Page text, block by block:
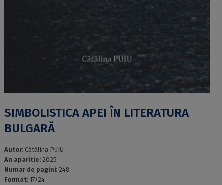
SIMBOLISTICA APEI ÎN LITERATURA
BULGARĂ
Autor: Cătălina PUIU
An aparitie: 2025
Numar de pagini: 248
Format: 17/24